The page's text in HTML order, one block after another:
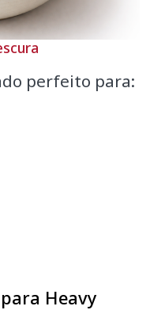
perfeito para:
Heavy